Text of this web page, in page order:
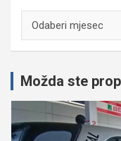
Možda ste